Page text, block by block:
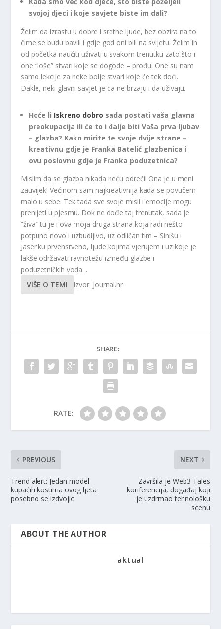
svojoj djeci i koje savjete biste im dali?
Želim da izrastu u dobre i sretne ljude, bez obzira na to
čime se budu bavili i gdje god oni bili na svijetu. Želim ih
od početka naučiti uživati ​​u svakom trenutku zato što i
one “loše” stvari koje se dogode – prođu. One su nam
samo lekcije za neke bolje stvari koje će tek doći.
Dakle, neki glavni savjet je da ne brzaju i da uživaju.
Hoće li Iskreno dobro sada postati vaša glavna
preokupacija ili će to i dalje biti Vaša prva ljubav
– glazba? Kako mirite te svoje dvije strane –
kreativnu gdje je Franka Batelić glazbenica i
ovu poslovnu gdje je Franka poduzetnica?
Mislim da se glazba nikada neću odreći! Ona je u meni
zauvijek! Većinom sam najkreativnija kada se povučem
malo u sebe. Tek tada sve svoje misli i emocije mogu
prenijeti u pjesmu. Dok ne dođe taj trenutak, sada je
“živa” tu je i ova moja druga strana koja radi nešto
potpuno novo i uzbudljivo, uz odličan tim – Sinišu i
Jasenku prvenstveno, ljude kojima vjerujem i uz koje je
lakše održavati ravnotežu između glazbe i
poduzetničkih voda. .
VIŠE O TEMI
Izvor: Journal.hr
SHARE:
RATE:
PREVIOUS
Trend alert: Jedan model
kupaćih kostima ovog ljeta
posebno se izdvojio
NEXT
Završila je Web3 Tales
konferencija, događaj koji
je uzdrmao tehnološku
scenu
ABOUT THE AUTHOR
aktual